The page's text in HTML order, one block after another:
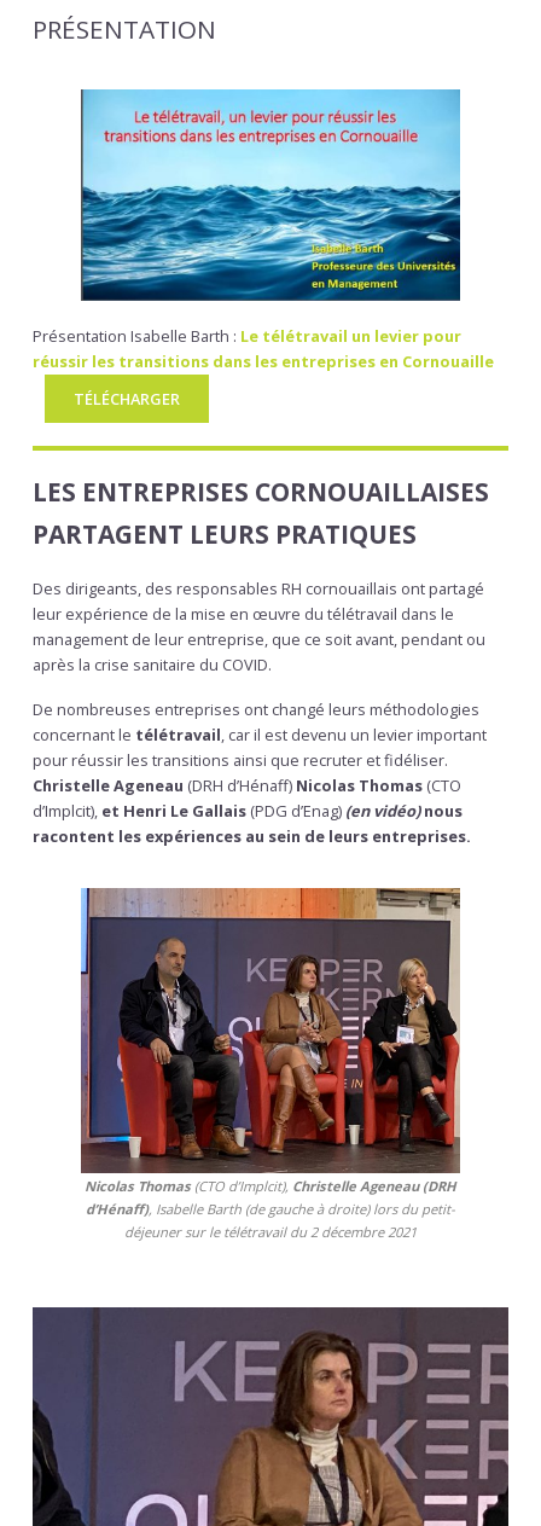
PRÉSENTATION
Présentation Isabelle Barth : Le télétravail un levier pour
réussir les transitions dans les entreprises en Cornouaille
TÉLÉCHARGER
LES ENTREPRISES CORNOUAILLAISES
PARTAGENT LEURS PRATIQUES
Des dirigeants, des responsables RH cornouaillais ont partagé
leur expérience de la mise en œuvre du télétravail dans le
management de leur entreprise, que ce soit avant, pendant ou
après la crise sanitaire du COVID.
De nombreuses entreprises ont changé leurs méthodologies
concernant le télétravail, car il est devenu un levier important
pour réussir les transitions ainsi que recruter et fidéliser.
Christelle Ageneau (DRH d’Hénaff) Nicolas Thomas (CTO
d’Implcit), et Henri Le Gallais (PDG d’Enag) (en vidéo)nous
racontent les expériences au sein de leurs entreprises.
Nicolas Thomas (CTO d’Implcit), Christelle Ageneau(DRH
d’Hénaff), Isabelle Barth (de gauche à droite) lors du petit-
déjeuner sur le télétravail du 2 décembre 2021